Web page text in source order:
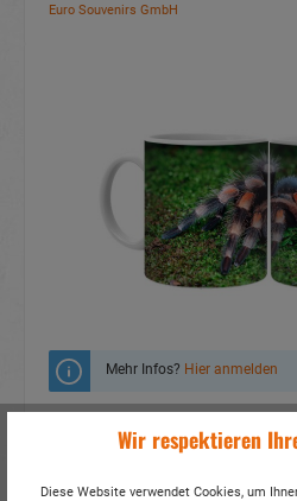
Euro Souvenirs GmbH
Mehr Infos? Hier anmelden
Zum Merkzettel hinzufügen
Fragen zum Produkt
Wir respektieren
Diese Website verwendet Cookies, um